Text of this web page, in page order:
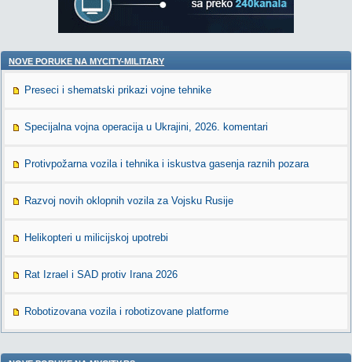
NOVE PORUKE NA MYCITY-MILITARY
Preseci i shematski prikazi vojne tehnike
Specijalna vojna operacija u Ukrajini, 2026. komentari
Protivpožarna vozila i tehnika i iskustva gasenja raznih pozara
Razvoj novih oklopnih vozila za Vojsku Rusije
Helikopteri u milicijskoj upotrebi
Rat Izrael i SAD protiv Irana 2026
Robotizovana vozila i robotizovane platforme